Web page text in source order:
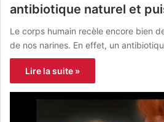
antibiotique naturel et
Le corps humain recèle encore bien
de nos narines. En effet, un
Lire la suite »